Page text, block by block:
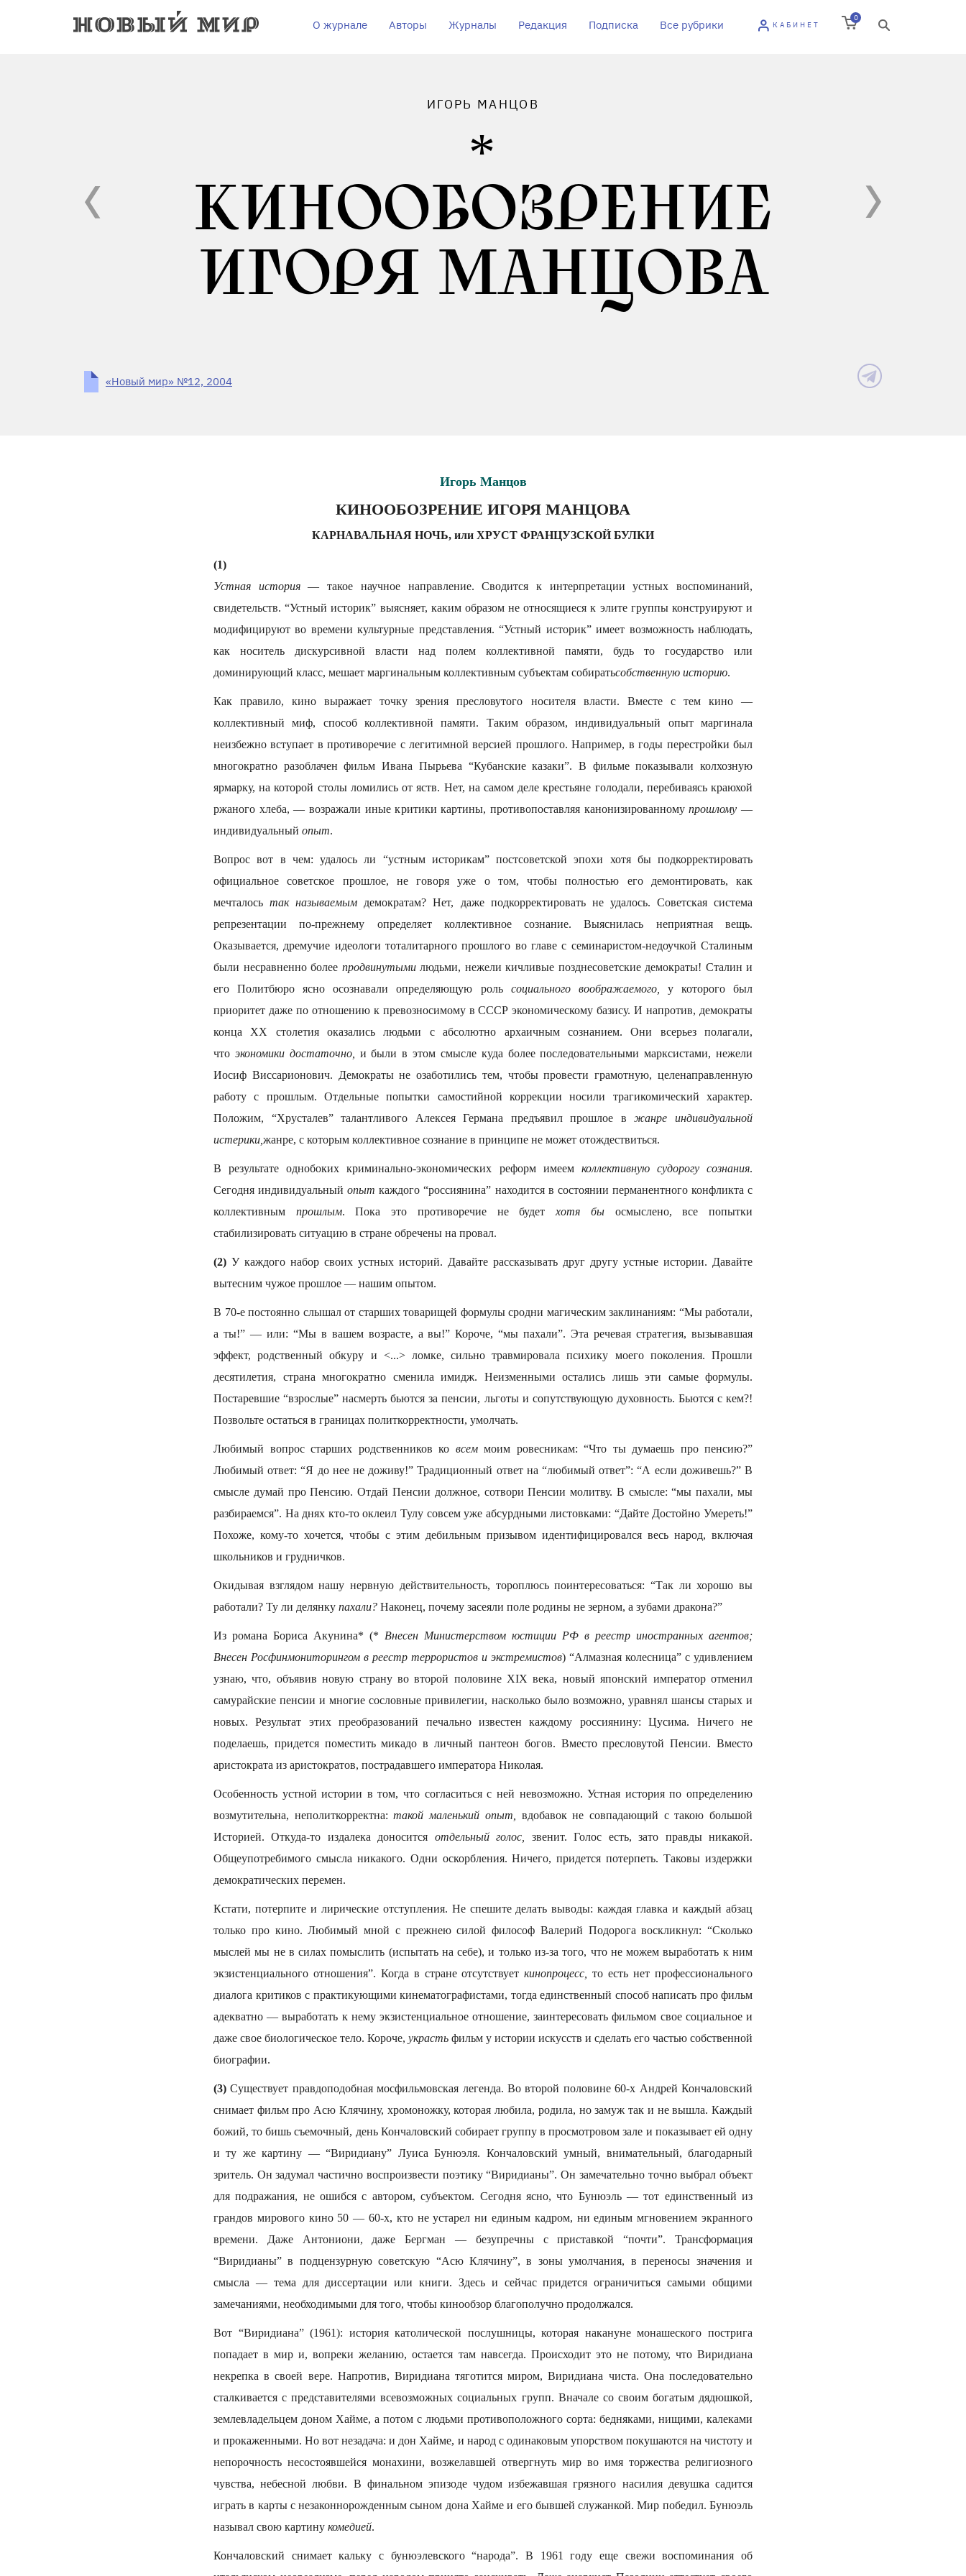
О журнале Авторы Журналы Редакция Подписка Все рубрики КАБИНЕТ
0
ИГОРЬ МАНЦОВ
КИНООБОЗРЕНИЕ
ИГОРЯ МАНЦОВА
«Новый мир» №12, 2004
Игорь Манцов
КИНООБОЗРЕНИЕ ИГОРЯ МАНЦОВА
КАРНАВАЛЬНАЯ НОЧЬ, или ХРУСТ ФРАНЦУЗСКОЙ БУЛКИ
(1)
Устная история— такое научное направление. Сводится к интерпретации устных воспоминаний,
свидетельств. “Устный историк” выясняет, каким образом не относящиеся к элите группы конструируют и
модифицируют во времени культурные представления. “Устный историк” имеет возможность наблюдать,
как носитель дискурсивной власти над полем коллективной памяти, будь то государство или
доминирующий класс, мешает маргинальным коллективным субъектам собиратьсобственную историю.
Как правило, кино выражает точку зрения пресловутого носителя власти. Вместе с тем кино —
коллективный миф, способ коллективной памяти. Таким образом, индивидуальный опыт маргинала
неизбежно вступает в противоречие с легитимной версией прошлого. Например, в годы перестройки был
многократно разоблачен фильм Ивана Пырьева “Кубанские казаки”. В фильме показывали колхозную
ярмарку, на которой столы ломились от яств. Нет, на самом деле крестьяне голодали, перебиваясь краюхой
ржаного хлеба, — возражали иные критики картины, противопоставляя канонизированномупрошлому —
индивидуальный опыт.
Вопрос вот в чем: удалось ли “устным историкам” постсоветской эпохи хотя бы подкорректировать
официальное советское прошлое, не говоря уже о том, чтобы полностью его демонтировать, как
мечталосьтак называемым демократам? Нет, даже подкорректировать не удалось. Советская система
репрезентации по-прежнему определяет коллективное сознание. Выяснилась неприятная вещь.
Оказывается, дремучие идеологи тоталитарного прошлого во главе с семинаристом-недоучкой Сталиным
были несравненно более продвинутымилюдьми, нежели кичливые позднесоветские демократы! Сталин и
его Политбюро ясно осознавали определяющую роль социального воображаемого,
у которого был
приоритет даже по отношению к превозносимому в СССР экономическому базису. И напротив, демократы
конца XX столетия оказались людьми с абсолютно архаичным сознанием. Они всерьез полагали,
что экономики достаточно,
и были в этом смысле куда более последовательными марксистами, нежели
Иосиф Виссарионович. Демократы не озаботились тем, чтобы провести грамотную, целенаправленную
работу с прошлым. Отдельные попытки самостийной коррекции носили трагикомический характер.
Положим, “Хрусталев” талантливого Алексея Германа предъявил прошлое вжанре индивидуальной
истерики, жанре, с которым коллективное сознание в принципе не может отождествиться.
В результате однобоких криминально-экономических реформ имеем коллективную судорогу сознания.
Сегодня индивидуальныйопыт каждого “россиянина” находится в состоянии перманентного конфликта с
коллективным прошлым. Пока это противоречие не будетхотя быосмыслено, все попытки
стабилизировать ситуацию в стране обречены на провал.
(2) У каждого набор своих устных историй. Давайте рассказывать друг другу устные истории. Давайте
вытесним чужое прошлое — нашим опытом.
В 70-е постоянно слышал от старших товарищей формулы сродни магическим заклинаниям: “Мы работали,
а ты!” — или: “Мы в вашем возрасте, а вы!” Короче, “мы пахали”. Эта речевая стратегия, вызывавшая
эффект, родственный обкуру и <...> ломке, сильно травмировала психику моего поколения. Прошли
десятилетия, страна многократно сменила имидж. Неизменными остались лишь эти самые формулы.
Постаревшие “взрослые” насмерть бьются за пенсии, льготы и сопутствующую духовность. Бьются с кем?!
Позвольте остаться в границах политкорректности, умолчать.
Любимый вопрос старших родственников ко всеммоим ровесникам: “Что ты думаешь про пенсию?”
Любимый ответ: “Я до нее не доживу!” Традиционный ответ на “любимый ответ”: “А если доживешь?” В
смысле думай про Пенсию. Отдай Пенсии должное, сотвори Пенсии молитву. В смысле: “мы пахали, мы
разбираемся”. На днях кто-то оклеил Тулу совсем уже абсурдными листовками: “Дайте Достойно Умереть!”
Похоже, кому-то хочется, чтобы с этим дебильным призывом идентифицировался весь народ, включая
школьников и грудничков.
Окидывая взглядом нашу нервную действительность, тороплюсь поинтересоваться: “Так ли хорошо вы
работали? Ту ли делянку пахали? Наконец, почему засеяли поле родины не зерном, а зубами дракона?”
Из романа Бориса Акунина* (* Внесен Министерством юстиции РФ в реестр иностранных агентов;
Внесен Росфинмониторингом в реестр террористов и экстремистов) “Алмазная колесница” с удивлением
узнаю, что, объявив новую страну во второй половине XIX века, новый японский император отменил
самурайские пенсии и многие сословные привилегии, насколько было возможно, уравнял шансы старых и
новых. Результат этих преобразований печально известен каждому россиянину: Цусима. Ничего не
поделаешь, придется поместить микадо в личный пантеон богов. Вместо пресловутой Пенсии. Вместо
аристократа из аристократов, пострадавшего императора Николая.
Особенность устной истории в том, что согласиться с ней невозможно. Устная история по определению
возмутительна, неполиткорректна:такой маленький опыт, вдобавок не совпадающий с такою большой
Историей. Откуда-то издалека доносится отдельный голос,
звенит. Голос есть, зато правды никакой.
Общеупотребимого смысла никакого. Одни оскорбления. Ничего, придется потерпеть. Таковы издержки
демократических перемен.
Кстати, потерпите и лирические отступления. Не спешите делать выводы: каждая главка и каждый абзац
только про кино. Любимый мной с прежнею силой философ Валерий Подорога воскликнул: “Сколько
мыслей мы не в силах помыслить (испытать на себе), и только из-за того, что не можем выработать к ним
экзистенциального отношения”. Когда в стране отсутствуеткинопроцесс,
то есть нет профессионального
диалога критиков с практикующими кинематографистами, тогда единственный способ написать про фильм
адекватно — выработать к нему экзистенциальное отношение, заинтересовать фильмом свое социальное и
даже свое биологическое тело. Короче, украсть фильм у истории искусств и сделать его частью собственной
биографии.
(3) Существует правдоподобная мосфильмовская легенда. Во второй половине 60-х Андрей Кончаловский
снимает фильм про Асю Клячину, хромоножку, которая любила, родила, но замуж так и не вышла. Каждый
божий, то бишь съемочный, день Кончаловский собирает группу в просмотровом зале и показывает ей одну
и ту же картину — “Виридиану” Луиса Бунюэля. Кончаловский умный, внимательный, благодарный
зритель. Он задумал частично воспроизвести поэтику “Виридианы”. Он замечательно точно выбрал объект
для подражания, не ошибся с автором, субъектом. Сегодня ясно, что Бунюэль — тот единственный из
грандов мирового кино 50 — 60-х, кто не устарел ни единым кадром, ни единым мгновением экранного
времени. Даже Антониони, даже Бергман — безупречны с приставкой “почти”. Трансформация
“Виридианы” в подцензурную советскую “Асю Клячину”, в зоны умолчания, в переносы значения и
смысла — тема для диссертации или книги. Здесь и сейчас придется ограничиться самыми общими
замечаниями, необходимыми для того, чтобы кинообзор благополучно продолжался.
Вот “Виридиана” (1961): история католической послушницы, которая накануне монашеского пострига
попадает в мир и, вопреки желанию, остается там навсегда. Происходит это не потому, что Виридиана
некрепка в своей вере. Напротив, Виридиана тяготится миром, Виридиана чиста. Она последовательно
сталкивается с представителями всевозможных социальных групп. Вначале со своим богатым дядюшкой,
землевладельцем доном Хайме, а потом с людьми противоположного сорта: бедняками, нищими, калеками
и прокаженными. Но вот незадача: и дон Хайме, и народ с одинаковым упорством покушаются на чистоту и
непорочность несостоявшейся монахини, возжелавшей отвергнуть мир во имя торжества религиозного
чувства, небесной любви. В финальном эпизоде чудом избежавшая грязного насилия девушка садится
играть в карты с незаконнорожденным сыном дона Хайме и его бывшей служанкой. Мир победил. Бунюэль
называл свою картину комедией.
Кончаловский снимает кальку с бунюэлевского “народа”. В 1961 году еще свежи воспоминания об